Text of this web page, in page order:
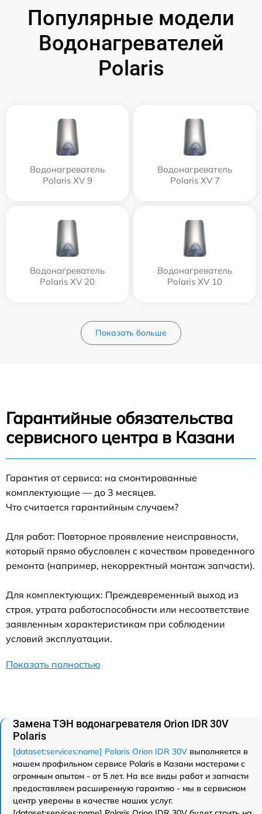
Популярные модели
Водонагревателей
Polaris
Водонагреватель
Polaris XV 9
Водонагреватель
Polaris XV 7
Водонагреватель
Polaris XV 20
Водонагреватель
Polaris XV 10
Показать больше
Гарантийные обязательства
сервисного центра в Казани
Гарантия от сервиса: на смонтированные
комплектующие — до 3 месяцев.
Что считается гарантийным случаем?
Для работ: Повторное проявление неисправности,
который прямо обусловлен с качеством проведенного
ремонта (например, некорректный монтаж запчасти).
Для комплектующих: Преждевременный выход из
строя, утрата работоспособности или несоответствие
заявленным характеристикам при соблюдении
условий эксплуатации.
Показать полностью
Замена ТЭН водонагревателя Orion IDR 30V
Polaris
[dataset:services:name] Polaris Orion IDR 30V выполняется в
нашем профильном сервисе Polaris в Казани мастерами с
огромным опытом - от 5 лет. На все виды работ и запчасти
предоставляем расширенную гарантию - мы в сервисном
центр уверены в качестве наших услуг.